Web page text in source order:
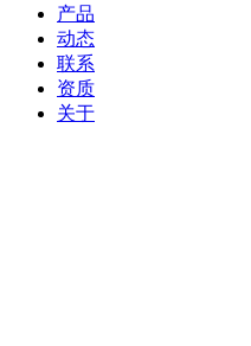
产品
动态
联系
资质
关于